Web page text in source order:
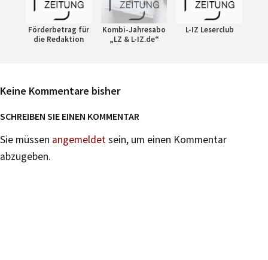
Förderbetrag für
die Redaktion
Kombi-Jahresabo
„LZ & L-IZ.de“
L-IZ Leserclub
Keine Kommentare bisher
SCHREIBEN SIE EINEN KOMMENTAR
Sie müssen angemeldetsein, um einen Kommentar
abzugeben.